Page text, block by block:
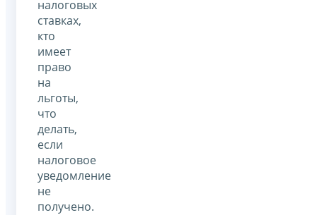
налоговых
ставках,
кто
имеет
право
на
льготы,
что
делать,
если
налоговое
уведомление
не
получено.